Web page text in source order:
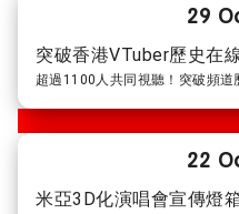
29
突破香港VTuber歷史在
超過1100人共同視聽！突破頻道
22
米亞3D化演唱會宣傳燈